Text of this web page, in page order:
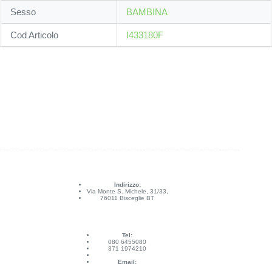
Sesso BAMBINA
Cod Articolo I433180F
Indirizzo:
Via Monte S. Michele, 31/33,
76011 Bisceglie BT
Tel:
080 6455080
371 1974210
Email: